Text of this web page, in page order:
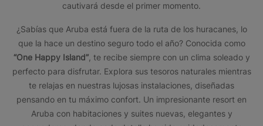
cautivará desde el primer momento.
¿Sabías que Aruba está fuera de la ruta de los huracanes, lo
que la hace un destino seguro todo el año? Conocida como
“One Happy Island”, te recibe siempre con un clima soleado y
perfecto para disfrutar. Explora sus tesoros naturales mientras
te relajas en nuestras lujosas instalaciones, diseñadas
pensando en tu máximo confort. Un impresionante resort en
Aruba con habitaciones y suites nuevas, elegantes y